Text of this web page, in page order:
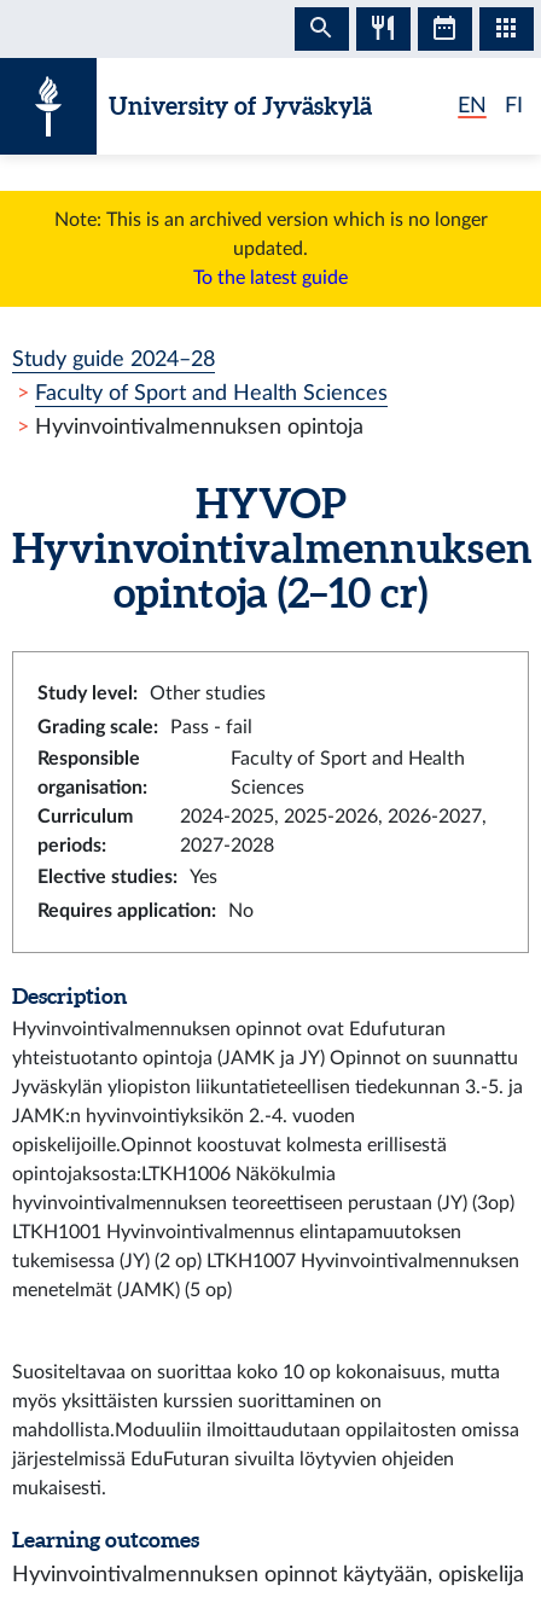
University of Jyväskylä EN FI
Note: This is an archived version which is no longer
updated.
To the latest guide
Study guide 2024–28
Faculty of Sport and Health Sciences
Hyvinvointivalmennuksen opintoja
HYVOP
Hyvinvointivalmennuksen
opintoja (2–10 cr)
Study level :
Other studies
Grading scale:
Pass - fail
Responsible
organisation:
Faculty of Sport and Health
Sciences
Curriculum
periods:
2024-2025, 2025-2026, 2026-2027,
2027-2028
Elective studies:
Yes
Requires application: No
Description
Hyvinvointivalmennuksen opinnot ovat Edufuturan
yhteistuotanto opintoja (JAMK ja JY) Opinnot on suunnattu
Jyväskylän yliopiston liikuntatieteellisen tiedekunnan 3.-5. ja
JAMK:n hyvinvointiyksikön 2.-4. vuoden
opiskelijoille.Opinnot koostuvat kolmesta erillisestä
opintojaksosta:LTKH1006 Näkökulmia
hyvinvointivalmennuksen teoreettiseen perustaan (JY) (3op)
LTKH1001 Hyvinvointivalmennus elintapamuutoksen
tukemisessa (JY) (2 op) LTKH1007 Hyvinvointivalmennuksen
menetelmät (JAMK) (5 op)
Suositeltavaa on suorittaa koko 10 op kokonaisuus, mutta
myös yksittäisten kurssien suorittaminen on
mahdollista.Moduuliin ilmoittaudutaan oppilaitosten omissa
järjestelmissä EduFuturan sivuilta löytyvien ohjeiden
mukaisesti.
Learning outcomes
Hyvinvointivalmennuksen opinnot käytyään, opiskelija